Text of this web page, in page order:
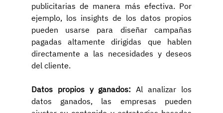
publicitarias de manera más efectiva. Por
ejemplo, los insights de los datos propios
pueden usarse para diseñar campañas
pagadas altamente dirigidas que hablen
directamente a las necesidades y deseos
del cliente.
Datos propios y ganados: Al analizar los
datos ganados, las empresas pueden